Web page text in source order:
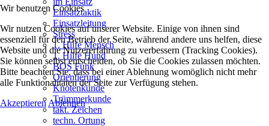
Einsatztaktik
Einsatzleitung
Stress
1. Hilfe Mensch
1. Hilfe Hund
BOS Funk
Orientierung
Knotenkunde
Trümmerkunde
takt. Zeichen
techn. Ortung
Wir benutzen Cookies
Wir nutzen Cookies auf unserer Website. Einige von ihnen sind
essenziell für den Betrieb der Seite, während andere uns helfen, diese
Website und die Nutzererfahrung zu verbessern (Tracking Cookies).
Sie können selbst entscheiden, ob Sie die Cookies zulassen möchten.
Bitte beachten Sie, dass bei einer Ablehnung womöglich nicht mehr
alle Funktionalitäten der Seite zur Verfügung stehen.
Akzeptieren Ablehnen